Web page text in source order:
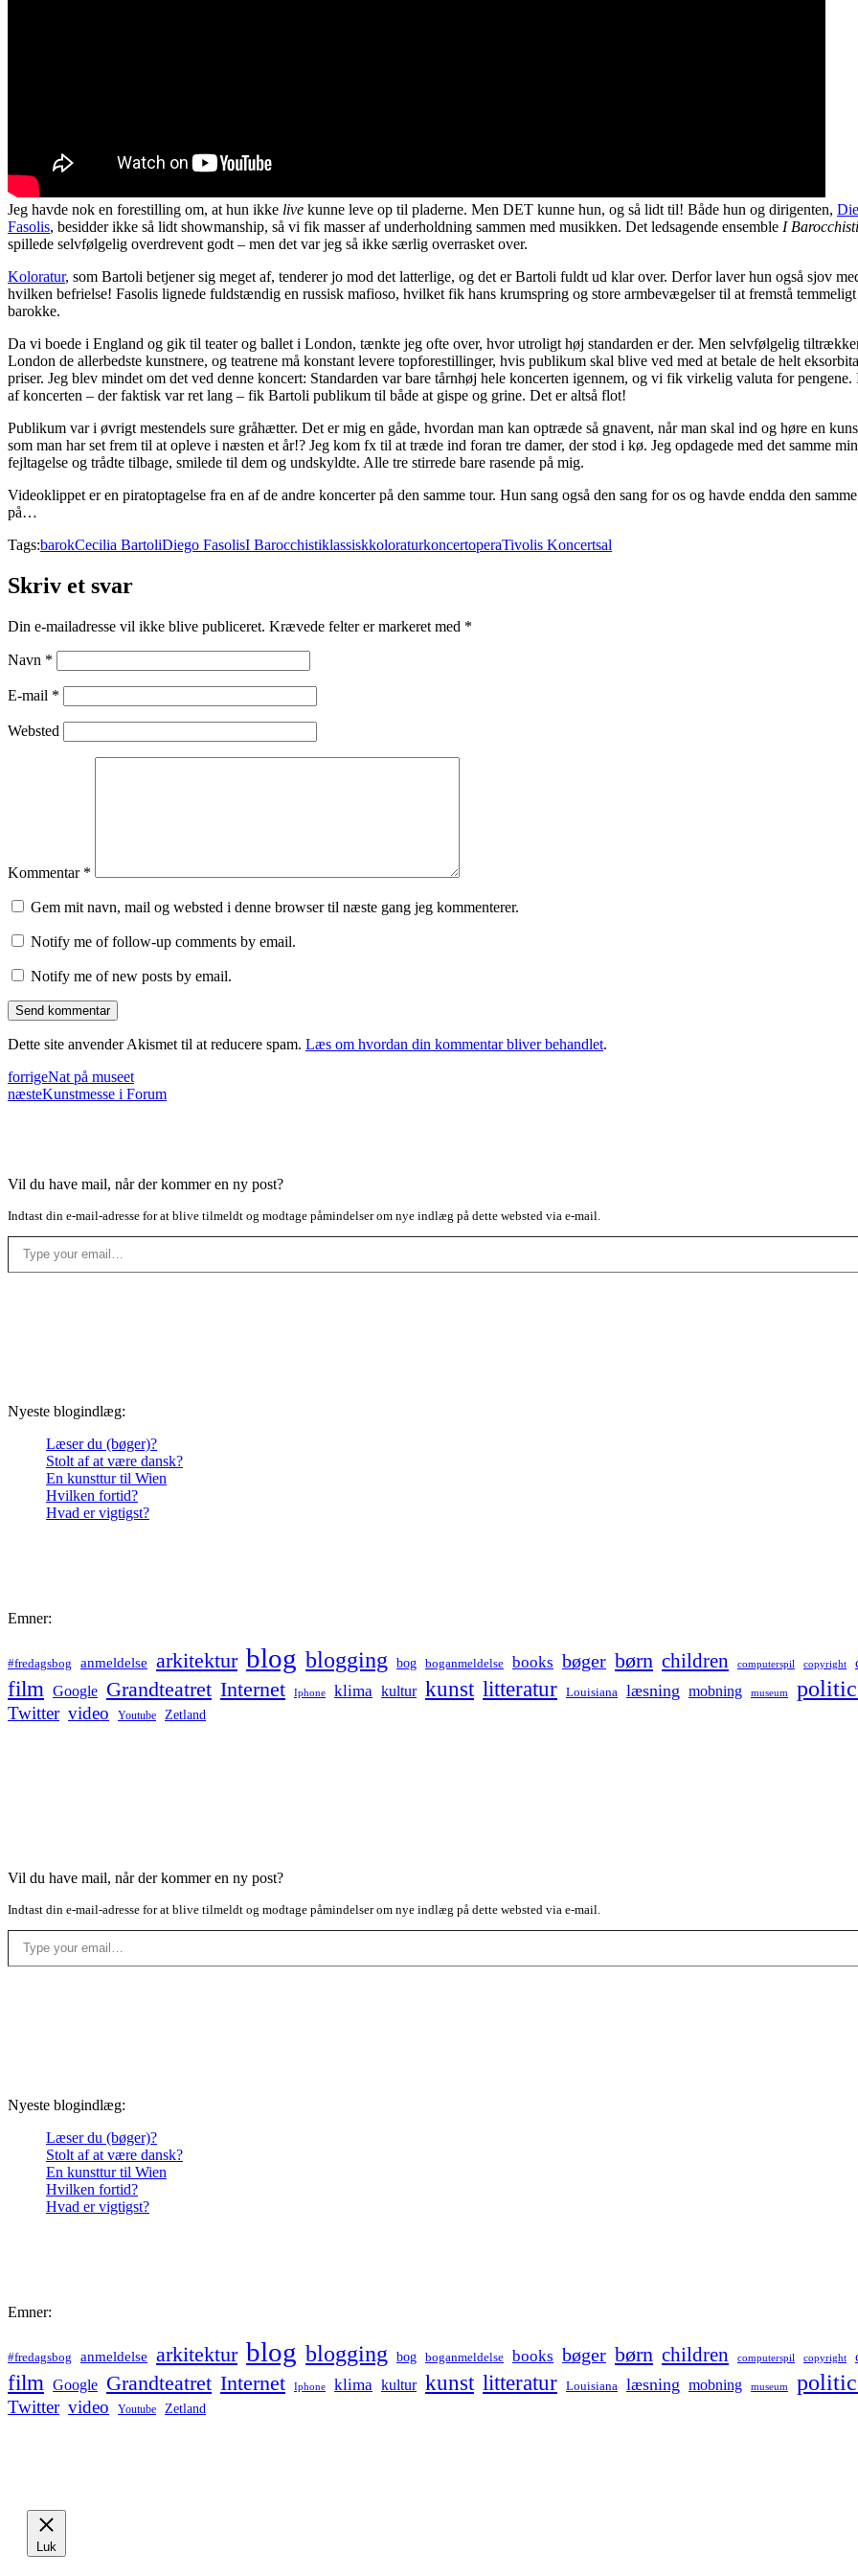
Jeg havde nok en forestilling om, at hun ikke live kunne leve op til pladerne. Men DET kunne hun, og så lidt til! Både hun og dirigenten,
Fasolis, besidder ikke så lidt showmanship, så vi fik masser af underholdning sammen med musikken. Det ledsagende ensemble I Barocchisti
spillede selvfølgelig overdrevent godt – men det var jeg så ikke særlig overrasket over.
Koloratur, som Bartoli betjener sig meget af, tenderer jo mod det latterlige, og det er Bartoli fuldt ud klar over. Derfor laver hun også sjov
hvilken befrielse! Fasolis lignede fuldstændig en russisk mafioso, hvilket fik hans krumspring og store armbevægelser til at fremstå temmeligt
barokke.
Da vi boede i England og gik til teater og ballet i London, tænkte jeg ofte over, hvor utroligt høj standarden er der. Men selvfølgelig
London de allerbedste kunstnere, og teatrene må konstant levere topforestillinger, hvis publikum skal blive ved med at betale de helt
priser. Jeg blev mindet om det ved denne koncert: Standarden var bare tårnhøj hele koncerten igennem, og vi fik virkelig valuta for pengene.
af koncerten – der faktisk var ret lang – fik Bartoli publikum til både at gispe og grine. Det er altså flot!
Publikum var i øvrigt mestendels sure gråhætter. Det er mig en gåde, hvordan man kan optræde så gnavent, når man skal ind og høre en
som man har set frem til at opleve i næsten et år!? Jeg kom fx til at træde ind foran tre damer, der stod i kø. Jeg opdagede med det samme min
fejltagelse og trådte tilbage, smilede til dem og undskyldte. Alle tre stirrede bare rasende på mig.
Videoklippet er en piratoptagelse fra en af de andre koncerter på den samme tour. Hun sang også den sang for os og havde endda den
på…
Tags:barokCecilia BartoliDiego FasolisI BarocchistiklassiskkoloraturkoncertoperaTivolis Koncertsal
Skriv et svar
Din e-mailadresse vil ikke blive publiceret. Krævede felter er markeret med *
Navn *
E-mail *
Websted
Kommentar *
Gem mit navn, mail og websted i denne browser til næste gang jeg kommenterer.
Notify me of follow-up comments by email.
Notify me of new posts by email.
Dette site anvender Akismet til at reducere spam. Læs om hvordan din kommentar bliver behandlet.
forrigeNat på museet
næsteKunstmesse i Forum
Vil du have mail, når der kommer en ny post?
Indtast din e-mail-adresse for at blive tilmeldt og modtage påmindelser om nye indlæg på dette websted via e-mail.
Type your email…
Nyeste blogindlæg:
Læser du (bøger)?
Stolt af at være dansk?
En kunsttur til Wien
Hvilken fortid?
Hvad er vigtigst?
Emner:
#fredagsbog anmeldelse arkitektur blog blogging bog boganmeldelse books bøger børn children computerspil copyright
film Google Grandteatret Internet Iphone klima kultur kunst litteratur Louisiana læsning mobning museum
Twitter video Youtube Zetland
Vil du have mail, når der kommer en ny post?
Indtast din e-mail-adresse for at blive tilmeldt og modtage påmindelser om nye indlæg på dette websted via e-mail.
Type your email…
Nyeste blogindlæg:
Læser du (bøger)?
Stolt af at være dansk?
En kunsttur til Wien
Hvilken fortid?
Hvad er vigtigst?
Emner:
#fredagsbog anmeldelse arkitektur blog blogging bog boganmeldelse books bøger børn children computerspil copyright
film Google Grandteatret Internet Iphone klima kultur kunst litteratur Louisiana læsning mobning museum
Twitter video Youtube Zetland
Luk